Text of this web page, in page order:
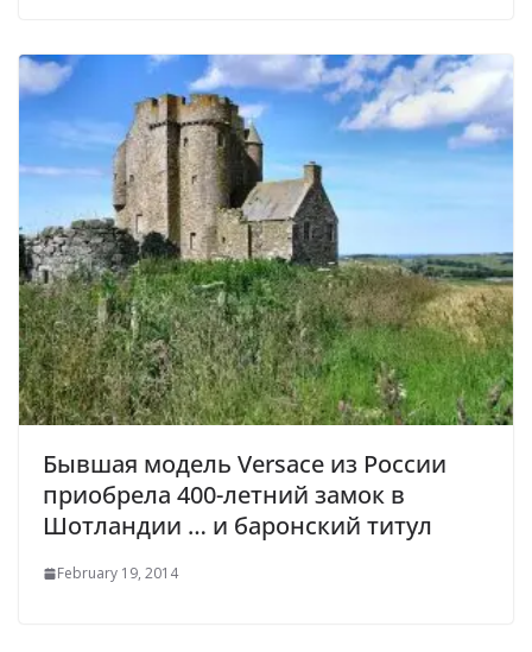
Бывшая модель Versace из России
приобрела 400-летний замок в
Шотландии … и баронский титул
February 19, 2014